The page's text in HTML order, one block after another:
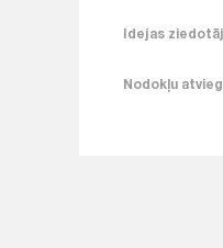
Idejas
Nodokļu